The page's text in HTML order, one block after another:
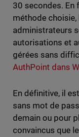
30 secondes. En
méthode
administrateurs
autorisations et
gérées sans
AuthPoint dans
En définitive, il
sans mot de
demain ou pour
convaincus que